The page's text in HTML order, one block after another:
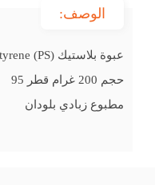
الوصف:
عبوة بلاستيك Polystyrene (PS)
حجم 200 غرام قطر 95
مطبوع زبادي بلودان